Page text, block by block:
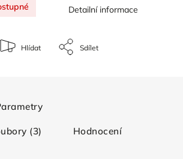
Detailní informace
Hlídat Sdílet
(3) Hodnocení